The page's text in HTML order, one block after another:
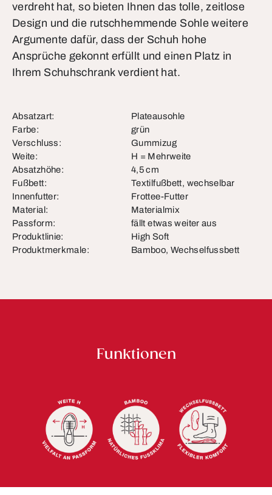
verdreht hat, so bieten Ihnen das tolle, zeitlose
Design und die rutschhemmende Sohle weitere
Argumente dafür, dass der Schuh hohe
Ansprüche gekonnt erfüllt und einen Platz in
Ihrem Schuhschrank verdient hat.
Absatzart:
Plateausohle
Farbe:
grün
Verschluss:
Gummizug
Weite:
H = Mehrweite
Absatzhöhe:
4,5 cm
Fußbett:
Textilfußbett, wechselbar
Innenfutter:
Frottee-Futter
Material:
Materialmix
Passform:
fällt etwas weiter aus
Produktlinie:
High Soft
Produktmerkmale:
Bamboo, Wechselfussbett
Funktionen